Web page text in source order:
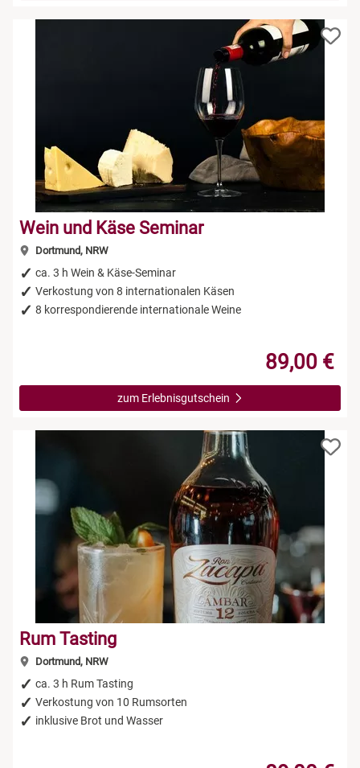
Wein und Käse Seminar
Dortmund, NRW
ca. 3 h Wein & Käse-Seminar
Verkostung von 8 internationalen Käsen
8 korrespondierende internationale Weine
89,00 €
zum Erlebnisgutschein
Rum Tasting
Dortmund, NRW
ca. 3 h Rum Tasting
Verkostung von 10 Rumsorten
inklusive Brot und Wasser